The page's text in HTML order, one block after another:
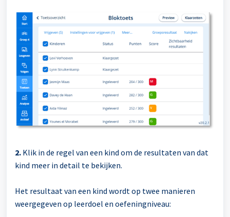
2. Klik in de regel van een kind om de resultaten van dat
kind meer in detail te bekijken.
Het resultaat van een kind wordt op twee manieren
weergegeven op leerdoel en oefeningniveau: